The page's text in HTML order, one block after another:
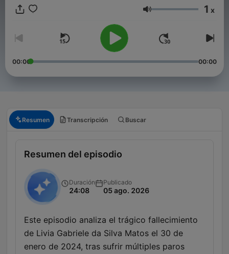
Volumen 1 x
00:00 00:00
Resumen Transcripción Buscar
Resumen del episodio
Duración
24:08
Publicado
05 ago. 2026
Este episodio analiza el trágico fallecimiento
de Livia Gabriele da Silva Matos el 30 de
enero de 2024, tras sufrir múltiples paros